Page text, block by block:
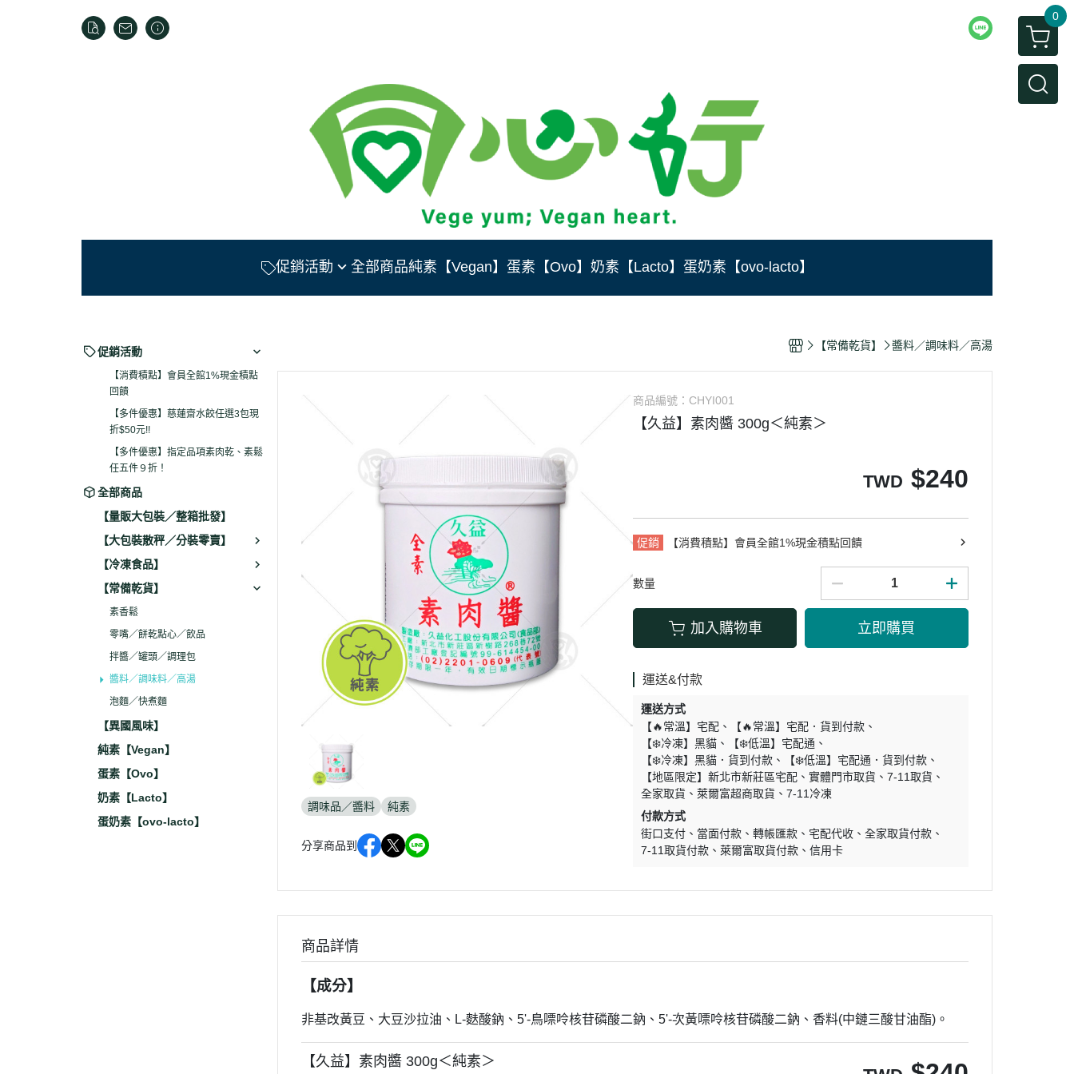
0
促銷活動
【多件優惠】慈蓮齋水餃任選3
包現折$50元!!
素鬆任五件９折！
全部商品純素【Vegan】 蛋素【Ovo】 奶素【Lacto】 蛋奶素【ovo-lacto】
促銷活動
【消費積點】會員全館1%現金積點
回饋
【多件優惠】慈蓮齋水餃任選3包現
折$50元!!
【多件優惠】指定品項素肉乾、素鬆
任五件９折！
全部商品
【量販大包裝／整箱批發】
【大包裝散秤／分裝零賣】
【冷凍食品】
【常備乾貨】
素香鬆
零嘴／餅乾點心／飲品
拌醬／罐頭／調理包
醬料／調味料／高湯
泡麵／快煮麵
【異國風味】
純素【Vegan】
蛋素【Ovo】
奶素【Lacto】
蛋奶素【ovo-lacto】
【常備乾貨】 醬料／調味料／高湯
調味品／醬料 純素
分享商品到
商品編號： CHYI001
【久益】素肉醬 300g＜純素＞
TWD $240
促銷 【消費積點】會員全館1%現金積點回饋
數量
加入購物車 立即購買
運送&付款
運送方式
【🔥常溫】宅配
【🔥常溫】宅配．貨到付款
【❄️冷凍】黑貓
【❄️低溫】宅配通
【❄️冷凍】黑貓．貨到付款
【❄️低溫】宅配通．貨到付款
【地區限定】新北市新莊區宅配
實體門市取貨
7-11取貨
全家取貨
萊爾富超商取貨
7-11冷凍
付款方式
街口支付
當面付款 轉帳匯款 宅配代收
全家取貨付款
7-11取貨付款
萊爾富取貨付款 信用卡
商品詳情
【成分】
非基改黃豆、大豆沙拉油、L-麩酸鈉、5'-鳥嘌呤核苷磷酸二鈉、5'-次黃嘌呤核苷磷酸二鈉、香料(中鏈三酸甘油酯)。
【久益】素肉醬 300g＜純素＞